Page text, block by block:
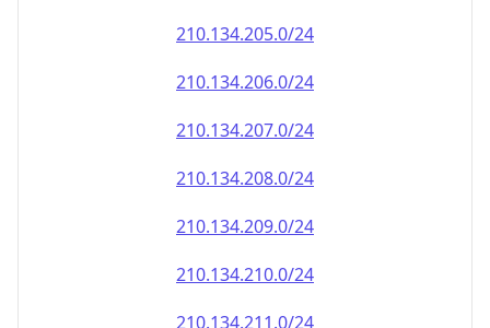
210.134.205.0/24
210.134.206.0/24
210.134.207.0/24
210.134.208.0/24
210.134.209.0/24
210.134.210.0/24
210.134.211.0/24